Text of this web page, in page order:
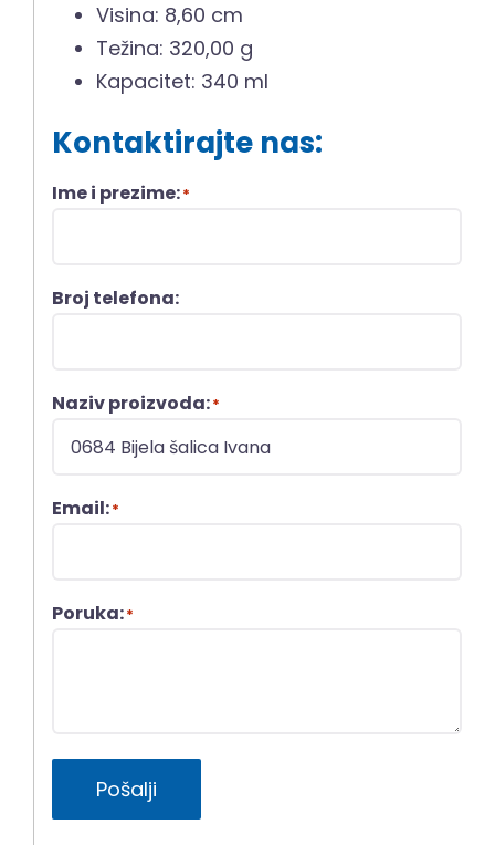
Visina: 8,60 cm
Težina: 320,00 g
Kapacitet: 340 ml
Kontaktirajte nas:
Ime i prezime:*
Broj telefona:
Naziv proizvoda:*
Email:*
Poruka:*
Pošalji